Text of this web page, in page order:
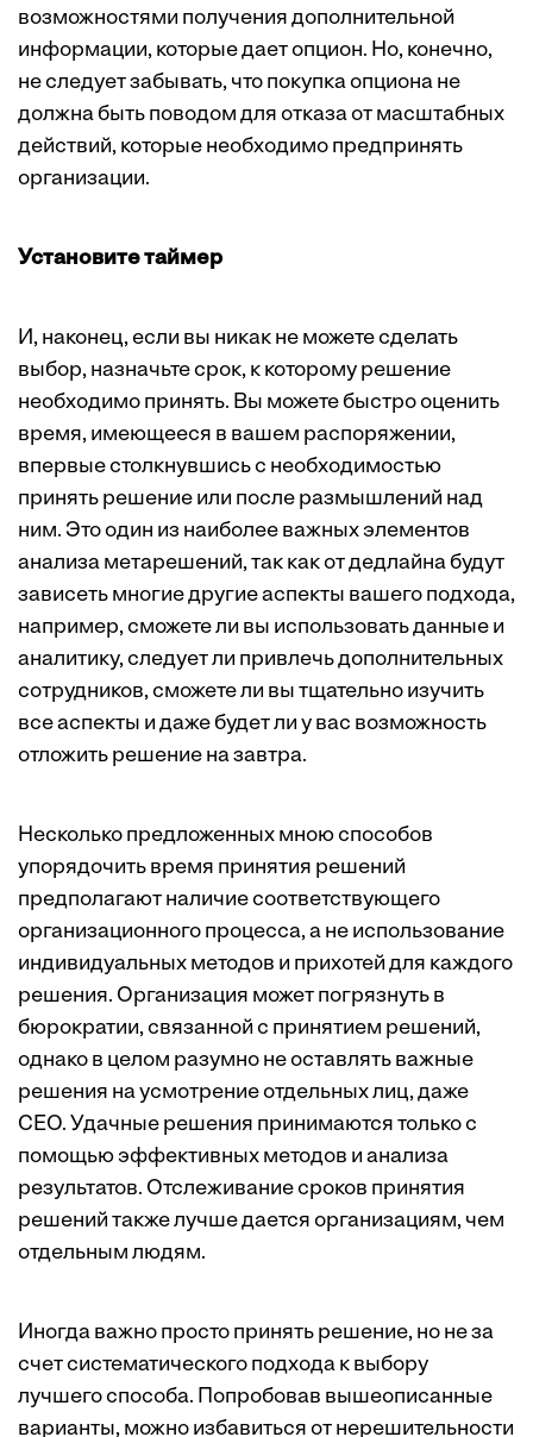
возможностями получения дополнительной
информации, которые дает опцион. Но, конечно,
не следует забывать, что покупка опциона не
должна быть поводом для отказа от масштабных
действий, которые необходимо предпринять
организации.
Установите таймер
И, наконец, если вы никак не можете сделать
выбор, назначьте срок, к которому решение
необходимо принять. Вы можете быстро оценить
время, имеющееся в вашем распоряжении,
впервые столкнувшись с необходимостью
принять решение или после размышлений над
ним. Это один из наиболее важных элементов
анализа метарешений, так как от дедлайна будут
зависеть многие другие аспекты вашего подхода,
например, сможете ли вы использовать данные и
аналитику, следует ли привлечь дополнительных
сотрудников, сможете ли вы тщательно изучить
все аспекты и даже будет ли у вас возможность
отложить решение на завтра.
Несколько предложенных мною способов
упорядочить время принятия решений
предполагают наличие соответствующего
организационного процесса, а не использование
индивидуальных методов и прихотей для каждого
решения. Организация может погрязнуть в
бюрократии, связанной с принятием решений,
однако в целом разумно не оставлять важные
решения на усмотрение отдельных лиц, даже
CEO. Удачные решения принимаются только с
помощью эффективных методов и анализа
результатов. Отслеживание сроков принятия
решений также лучше дается организациям, чем
отдельным людям.
Иногда важно просто принять решение, но не за
счет систематического подхода к выбору
лучшего способа. Попробовав вышеописанные
варианты, можно избавиться от нерешительности